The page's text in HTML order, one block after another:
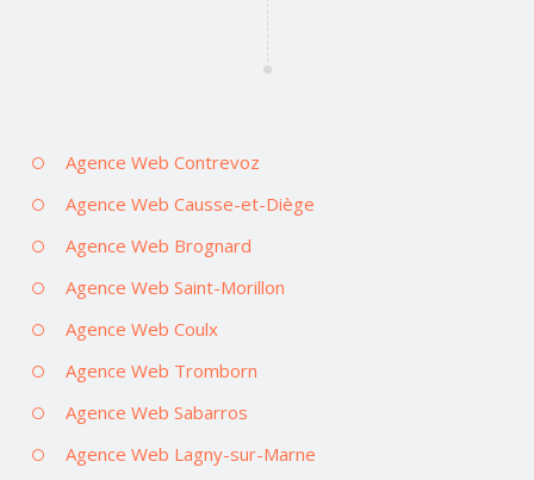
Agence Web Contrevoz
Agence Web Causse-et-Diège
Agence Web Brognard
Agence Web Saint-Morillon
Agence Web Coulx
Agence Web Tromborn
Agence Web Sabarros
Agence Web Lagny-sur-Marne